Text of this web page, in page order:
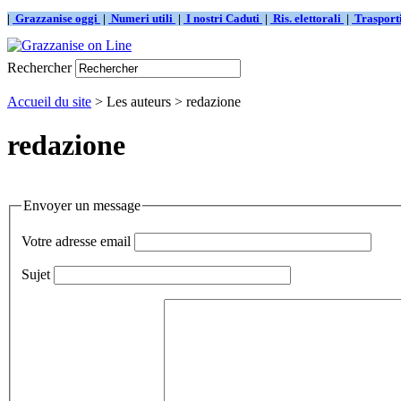
| Grazzanise oggi | Numeri utili | I nostri Caduti | Ris. elettorali |
Rechercher
Accueil du site > Les auteurs > redazione
redazione
Envoyer un message
Votre adresse email
Sujet